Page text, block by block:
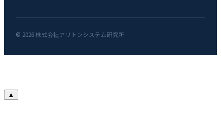
© 2026 株式会社アリトンシステム研究所
▲